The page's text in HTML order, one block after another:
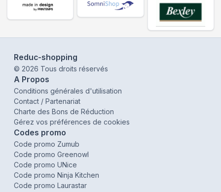
Reduc-shopping
© 2026 Tous droits réservés
A Propos
Conditions générales d'utilisation
Contact / Partenariat
Charte des Bons de Réduction
Gérez vos préférences de cookies
Codes promo
Code promo Zumub
Code promo Greenowl
Code promo UNice
Code promo Ninja Kitchen
Code promo Laurastar